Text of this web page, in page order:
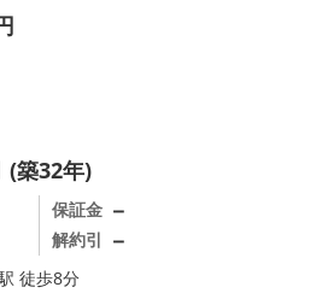
(築32年)
保証金 －
解約引 －
徒歩8分